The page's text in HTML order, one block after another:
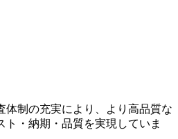
制の充実により、より高品質な
・納期・品質を実現していま